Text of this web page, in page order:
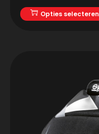
Opties selecteren